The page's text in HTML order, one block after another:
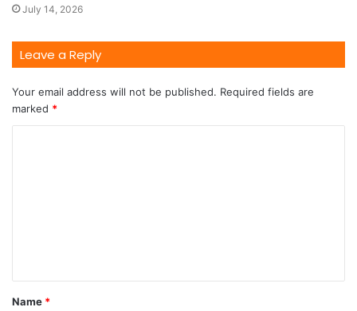
July 14, 2026
Leave a Reply
Your email address will not be published. Required fields are
marked *
Name *